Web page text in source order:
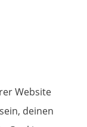
Website
deinen